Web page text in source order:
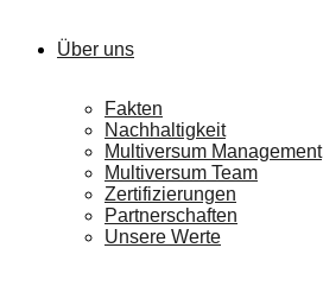
Über uns
Fakten
Nachhaltigkeit
Multiversum Management
Multiversum Team
Zertifizierungen
Partnerschaften
Unsere Werte